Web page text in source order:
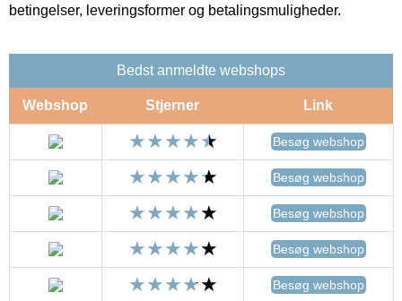
betingelser, leveringsformer og betalingsmuligheder.
Bedst anmeldte webshops
Webshop Stjerner Link
Besøg webshop
Besøg webshop
Besøg webshop
Besøg webshop
Besøg webshop